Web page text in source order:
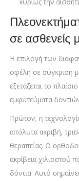
σε ασθενείς
Η επιλογή των
οφέλη σε σύγκριση
εξετάζεται το
εμφυτεύματα
Πρώτον, η
απόλυτα ακριβή,
θεραπείας. Ο
ακρίβεια χιλιοστού
δόντια. Αυτό